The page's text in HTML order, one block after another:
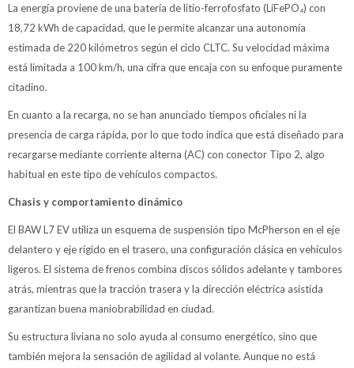
La energía proviene de una batería de litio-ferrofosfato (LiFePO₄) con
18,72 kWh de capacidad, que le permite alcanzar una autonomía
estimada de 220 kilómetros según el ciclo CLTC. Su velocidad máxima
está limitada a 100 km/h, una cifra que encaja con su enfoque puramente
citadino.
En cuanto a la recarga, no se han anunciado tiempos oficiales ni la
presencia de carga rápida, por lo que todo indica que está diseñado para
recargarse mediante corriente alterna (AC) con conector Tipo 2, algo
habitual en este tipo de vehículos compactos.
Chasis y comportamiento dinámico
El BAW L7 EV utiliza un esquema de suspensión tipo McPherson en el eje
delantero y eje rígido en el trasero, una configuración clásica en vehículos
ligeros. El sistema de frenos combina discos sólidos adelante y tambores
atrás, mientras que la tracción trasera y la dirección eléctrica asistida
garantizan buena maniobrabilidad en ciudad.
Su estructura liviana no solo ayuda al consumo energético, sino que
también mejora la sensación de agilidad al volante. Aunque no está